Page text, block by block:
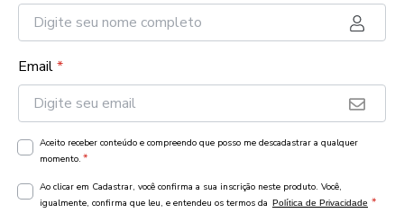
Email*
Aceito receber conteúdo e compreendo que posso me descadastrar a qualquer
momento. *
Ao clicar em Cadastrar, você confirma a sua inscrição neste produto. Você,
igualmente, confirma que leu, e entendeu os termos da Política de Privacidade *